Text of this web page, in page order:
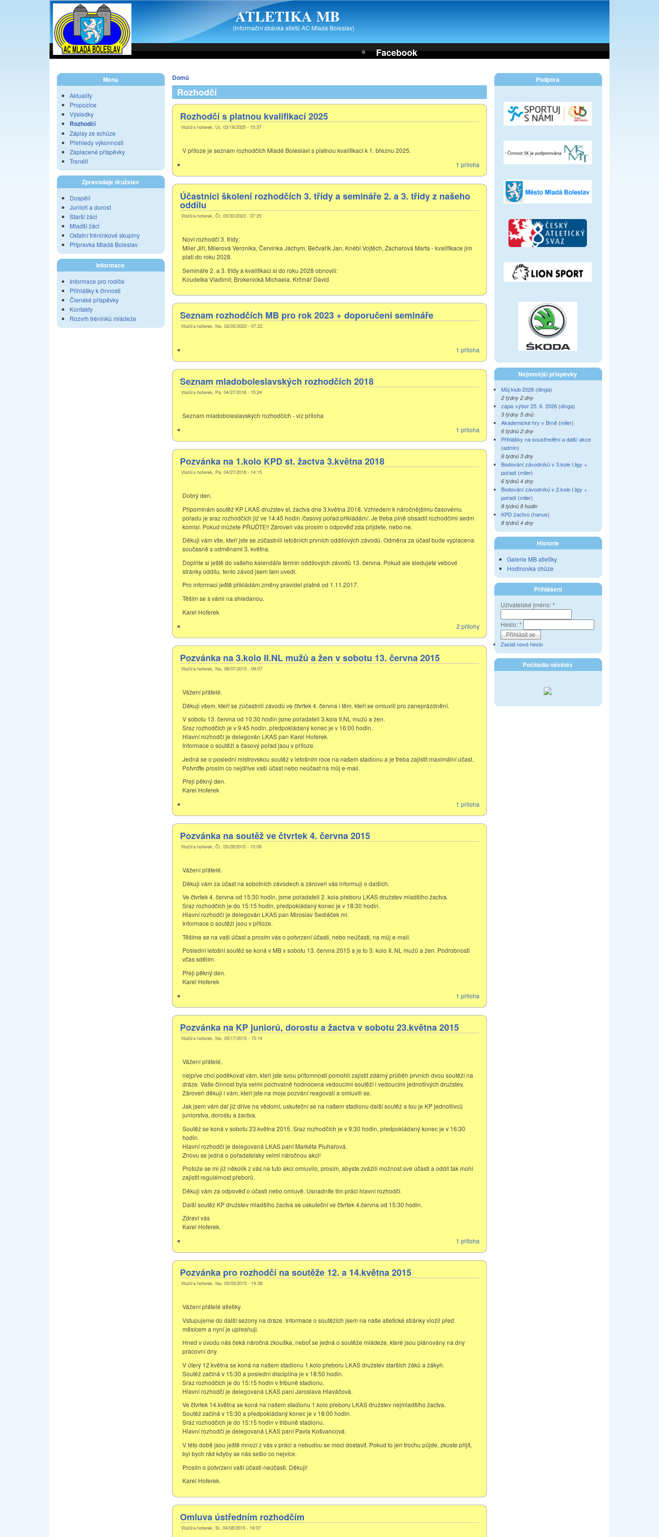
ATLETIKA MB
(informační stránka atletů AC Mladá Boleslav)
Facebook
Menu
Aktuality
Propozice
Výsledky
Rozhodčí
Zápisy ze schůze
Přehledy výkonnosti
Zaplacené příspěvky
Trenéři
Zpravodaje družstev
Dospělí
Junioři a dorost
Starší žáci
Mladší žáci
Ostatní tréninkové skupiny
Přípravka Mladá Boleslav
Informace
Informace pro rodiče
Přihlášky k činnosti
Členské příspěvky
Kontakty
Rozvrh tréninků mládeže
Domů
Rozhodčí
Rozhodčí s platnou kvalifikací 2025
Vložil/a hoferek, Út, 03/18/2025 - 15:37
V příloze je seznam rozhodčích Mladé Boleslavi s platnou kvalifikací k 1. březnu 2025.
1 příloha
Účastníci školení rozhodčích 3. třídy a semináře 2. a 3. třídy z našeho
oddílu
Vložil/a hoferek, Čt, 03/30/2023 - 07:25
Noví rozhodčí 3. třídy:
Miler Jiří, Milerová Veronika, Červinka Jáchym, Bečvařík Jan, Knébl Vojtěch, Zachařová Marta - kvalifikace jim
platí do roku 2028.
Semináře 2. a 3. třídy a kvalifikaci si do roku 2028 obnovili:
Koudelka Vladimír, Brokenická Michaela, Krčmář David
Seznam rozhodčích MB pro rok 2023 + doporučení semináře
Vložil/a hoferek, Ne, 02/05/2023 - 07:22
1 příloha
Seznam mladoboleslavských rozhodčích 2018
Vložil/a hoferek, Pá, 04/27/2018 - 15:24
Seznam mladoboleslavských rozhodčích - viz příloha
1 příloha
Pozvánka na 1.kolo KPD st. žactva 3.května 2018
Vložil/a hoferek, Pá, 04/27/2018 - 14:15
Dobrý den.
Připomínám soutěž KP LKAS družstev st. žactva dne 3.května 2018. Vzhledem k náročnějšímu časovému
pořadu je sraz rozhodčích již ve 14:45 hodin /časový pořad přikládám/. Je třeba plně obsadit rozhodčími sedm
komisí. Pokud můžete PŘIJĎTE!! Zároveň vás prosím o odpověď zda přijdete, nebo ne.
Děkuji vám vše, kteří jste se zúčastnili letošních prvních oddílových závodů. Odměna za účast bude vyplacena
současně s odměnami 3. května.
Doplňte si ještě do vašeho kalendáře termín oddílových závodů 13. června. Pokud ale sledujete vebové
stránky oddílu, tento závod jsem tam uvedl.
Pro informaci ještě přikládám změny pravidel platné od 1.11.2017.
Těším se s vámi na shledanou.
Karel Hoferek
2 přílohy
Pozvánka na 3.kolo II.NL mužů a žen v sobotu 13. června 2015
Vložil/a hoferek, Ne, 06/07/2015 - 09:07
Vážení přátelé.
Děkuji všem, kteří se zúčastnili závodů ve čtvrtek 4. června i těm, kteří se omluvili pro zaneprázdnění.
V sobotu 13. června od 10:30 hodin jsme pořadateli 3.kola II.NL mužů a žen.
Sraz rozhodčích je v 9:45 hodin, předpokládaný konec je v 16:00 hodin.
Hlavní rozhodčí je delegován LKAS pan Karel Hoferek.
Informace o soutěži a časový pořad jsou v příloze.
Jedná se o poslední mistrovskou soutěž v letošním roce na našem stadionu a je třeba zajistit maximální účast.
Potvrďte prosím co nejdříve vaši účast nebo neúčast na můj e-mail.
Přeji pěkný den.
Karel Hoferek
1 příloha
Pozvánka na soutěž ve čtvrtek 4. června 2015
Vložil/a hoferek, Čt, 05/28/2015 - 10:09
Vážení přátelé.
Děkuji vám za účast na sobotních závodech a zároveň vás informuji o dalších.
Ve čtvrtek 4. června od 15:30 hodin, jsme pořadateli 2. kola přeboru LKAS družstev mladšího žactva.
Sraz rozhodčích je do 15:15 hodin, předpokládaný konec je v 18:30 hodin.
Hlavní rozhodčí je delegován LKAS pan Miroslav Sedláček ml.
Informace o soutěži jsou v příloze.
Těšíme se na vaši účast a prosím vás o potvrzení účasti, nebo neúčasti, na můj e-mail.
Poslední letošní soutěž se koná v MB v sobotu 13. června 2015 a je to 3. kolo II. NL mužů a žen. Podrobnosti
včas sdělím.
Přeji pěkný den.
Karel Hoferek
1 příloha
Pozvánka na KP juniorů, dorostu a žactva v sobotu 23.května 2015
Vložil/a hoferek, Ne, 05/17/2015 - 15:14
Vážení přátelé,
nejprve chci poděkovat vám, kteří jste svou přítomností pomohli zajistit zdárný průběh prvních dvou soutěží na
dráze. Vaše činnost byla velmi pochvalně hodnocena vedoucími soutěží i vedoucími jednotlivých družstev.
Zároveň děkuji i vám, kteří jste na moje pozvání reagovali a omluvili se.
Jak jsem vám dal již dříve na vědomí, uskuteční se na našem stadionu další soutěž a tou je KP jednotlivců
juniorstva, dorostu a žactva.
Soutěž se koná v sobotu 23.května 2015. Sraz rozhodčích je v 9:30 hodin, předpokládaný konec je v 16:30
hodin.
Hlavní rozhodčí je delegovaná LKAS paní Markéta Pluhařová.
Znovu se jedná o pořadatelsky velmi náročnou akci!
Protože se mi již několik z vás na tuto akci omluvilo, prosím, abyste zvážili možnost své účasti a oddíl tak mohl
zajistit regulérnost přeborů.
Děkuji vám za odpověď o účasti nebo omluvě. Usnadníte tím práci hlavní rozhodčí.
Další soutěž KP družstev mladšího žactva se uskuteční ve čtvrtek 4.června od 15:30 hodin.
Zdraví vás
Karel Hoferek.
1 příloha
Pozvánka pro rozhodčí na soutěže 12. a 14.května 2015
Vložil/a hoferek, Ne, 05/03/2015 - 14:38
Vážení přátelé atletiky.
Vstupujeme do další sezony na dráze. Informace o soutěžích jsem na naše atletické stránky vložil před
měsícem a nyní je upřesňuji.
Hned v úvodu nás čeká náročná zkouška, neboť se jedná o soutěže mládeže, které jsou plánovány na dny
pracovní dny.
V úterý 12.května se koná na našem stadionu 1.kolo přeboru LKAS družstev starších žáků a žákyň.
Soutěž začíná v 15:30 a poslední disciplína je v 18:50 hodin.
Sraz rozhodčích je do 15:15 hodin v tribuně stadionu.
Hlavní rozhodčí je delegovaná LKAS paní Jaroslava Hlaváčová.
Ve čtvrtek 14.května se koná na našem stadionu 1.kolo přeboru LKAS družstev nejmladšího žactva.
Soutěž začíná v 15:30 a předpokládaný konec je v 18:00 hodin.
Sraz rozhodčích je do 15:15 hodin v tribuně stadionu.
Hlavní rozhodčí je delegovaná LKAS paní Pavla Košvancová.
V této době jsou ještě mnozí z vás v práci a nebudou se moci dostavit. Pokud to jen trochu půjde, zkuste přijít,
byl bych rád kdyby se nás sešlo co nejvíce.
Prosím o potvrzení vaší účasti-neúčasti. Děkuji!
Karel Hoferek.
Omluva ústředním rozhodčím
Vložil/a hoferek, St, 04/08/2015 - 19:07
Podpora
Nejnovější příspěvky
Můj klub 2026(dinga)
2 týdny 2 dny
zápis výbor 25. 6. 2026(dinga)
3 týdny 5 dnů
Akademické hry v Brně(miler)
6 týdnů 2 dny
Přihlášky na soustředění a další akce
(admin)
6 týdnů 3 dny
Bodování závodníků v 3.kole I.ligy +
pořadí(miler)
6 týdnů 4 dny
Bodování závodníků v 2.kole I.ligy +
pořadí(miler)
8 týdnů 8 hodin
KPD žactvo(hanus)
8 týdnů 4 dny
Historie
Galerie MB atletiky
Hodinovka chůze
Přihlášení
Uživatelské jméno:*
Heslo:*
Zaslat nové heslo
Počítadlo návštěv